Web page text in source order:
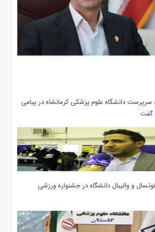
دانشگاه علوم پزشکی کرمانشاه در پیامی
گفت
و والیبال دانشگاه در جشنواره ورزشی